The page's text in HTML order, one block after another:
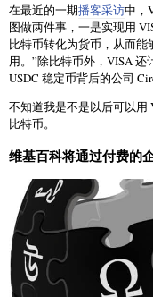
在最近的一期播客采访中，
图做两件事，一是实现用
比特币转化为货币，从而能
用。”除比特币外，VISA
USDC 稳定币背后的公司
不知道我是不是以后可以
比特币。
维基百科将通过付费的